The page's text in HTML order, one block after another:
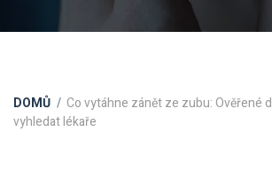
DOMŮ
Co vytáhne zánět ze zubu: Ověřené
vyhledat lékaře